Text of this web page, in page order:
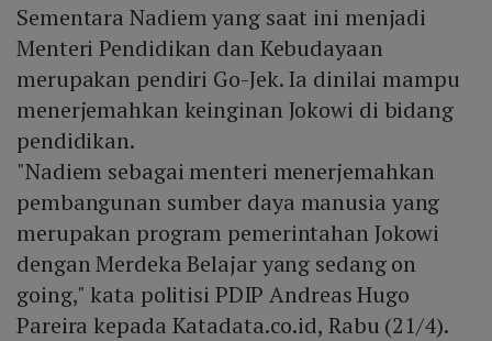
Sementara Nadiem yang saat ini menjadi
Menteri Pendidikan dan Kebudayaan
merupakan pendiri Go-Jek. Ia dinilai mampu
menerjemahkan keinginan Jokowi di bidang
pendidikan.
"Nadiem sebagai menteri menerjemahkan
pembangunan sumber daya manusia yang
merupakan program pemerintahan Jokowi
dengan Merdeka Belajar yang sedang on
going," kata politisi PDIP Andreas Hugo
Pareira kepada Katadata.co.id, Rabu (21/4).